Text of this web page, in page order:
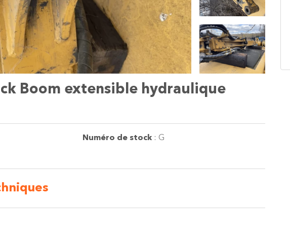
Boom extensible hydraulique
Numéro de stock : G